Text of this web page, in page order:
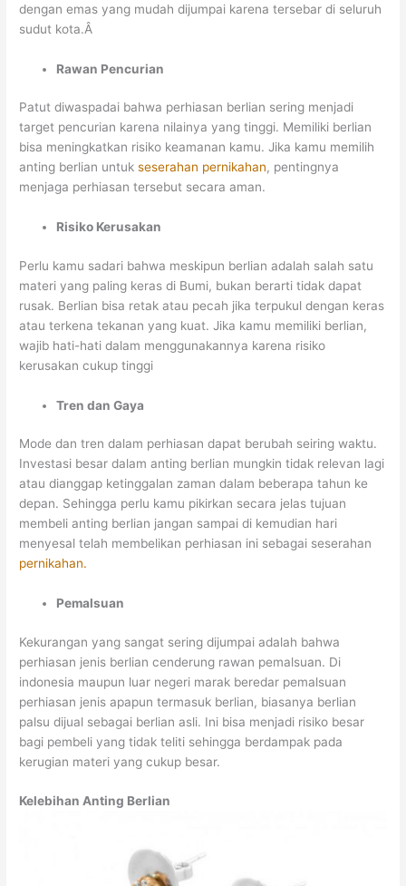
dengan emas yang mudah dijumpai karena tersebar di seluruh
sudut kota.Â
Rawan Pencurian
Patut diwaspadai bahwa perhiasan berlian sering menjadi
target pencurian karena nilainya yang tinggi. Memiliki berlian
bisa meningkatkan risiko keamanan kamu. Jika kamu memilih
anting berlian untukseserahan pernikahan, pentingnya
menjaga perhiasan tersebut secara aman.
Risiko Kerusakan
Perlu kamu sadari bahwa meskipun berlian adalah salah satu
materi yang paling keras di Bumi, bukan berarti tidak dapat
rusak. Berlian bisa retak atau pecah jika terpukul dengan keras
atau terkena tekanan yang kuat. Jika kamu memiliki berlian,
wajib hati-hati dalam menggunakannya karena risiko
kerusakan cukup tinggi
Tren dan Gaya
Mode dan tren dalam perhiasan dapat berubah seiring waktu.
Investasi besar dalam anting berlian mungkin tidak relevan lagi
atau dianggap ketinggalan zaman dalam beberapa tahun ke
depan. Sehingga perlu kamu pikirkan secara jelas tujuan
membeli anting berlian jangan sampai di kemudian hari
menyesal telah membelikan perhiasan ini sebagai seserahan
pernikahan.
Pemalsuan
Kekurangan yang sangat sering dijumpai adalah bahwa
perhiasan jenis berlian cenderung rawan pemalsuan. Di
indonesia maupun luar negeri marak beredar pemalsuan
perhiasan jenis apapun termasuk berlian, biasanya berlian
palsu dijual sebagai berlian asli. Ini bisa menjadi risiko besar
bagi pembeli yang tidak teliti sehingga berdampak pada
kerugian materi yang cukup besar.
Kelebihan Anting Berlian